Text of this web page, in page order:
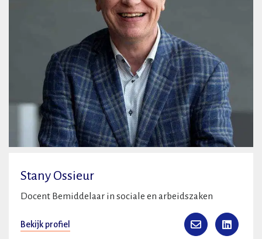
Stany Ossieur
Docent Bemiddelaar in sociale en arbeidszaken
Bekijk profiel